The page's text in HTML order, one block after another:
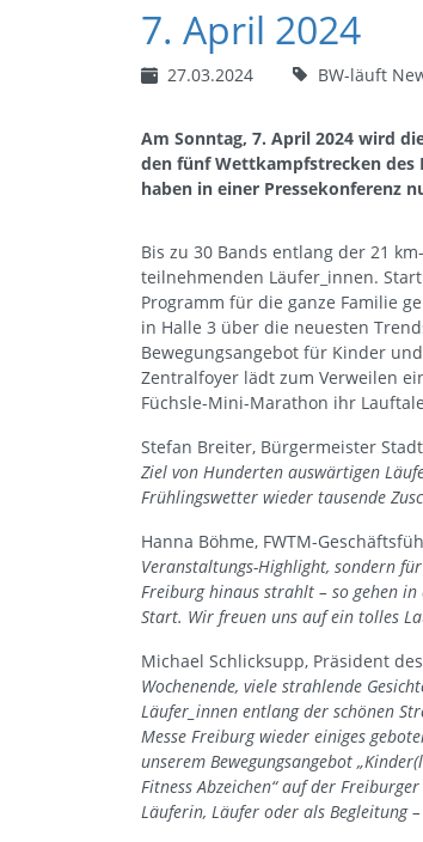
7. April 2024
27.03.2024 BW-läuft
Am Sonntag, 7. April 2024 wird
den fünf Wettkampfstrecken des
haben in einer Pressekonferenz
Bis zu 30 Bands entlang der 21
teilnehmenden Läufer_innen.
Programm für die ganze Familie
in Halle 3 über die neuesten
Bewegungsangebot für Kinder
Zentralfoyer lädt zum Verweilen
Füchsle-Mini-Marathon ihr
Stefan Breiter, Bürgermeister
Ziel von Hunderten auswärtigen
Frühlingswetter wieder tausende
Hanna Böhme, FWTM-
Veranstaltungs-Highlight, sondern
Freiburg hinaus strahlt – so gehen
Start. Wir freuen uns auf ein tolles
Michael Schlicksupp, Präsident
Wochenende, viele strahlende
Läufer_innen entlang der schönen
Messe Freiburg wieder einiges
unserem Bewegungsangebot
Fitness Abzeichen“ auf der
Läuferin, Läufer oder als Begleitung